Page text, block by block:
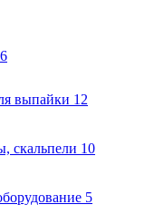
6
выпайки 12
скальпели 10
5